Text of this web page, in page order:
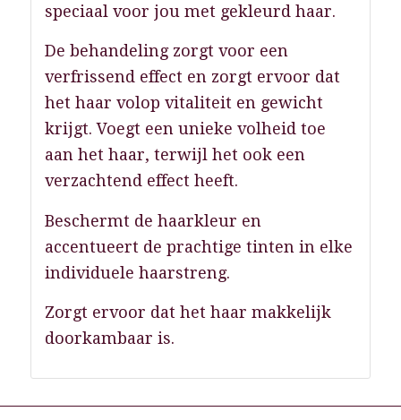
speciaal voor jou met gekleurd haar.
De behandeling zorgt voor een
verfrissend effect en zorgt ervoor dat
het haar volop vitaliteit en gewicht
krijgt. Voegt een unieke volheid toe
aan het haar, terwijl het ook een
verzachtend effect heeft.
Beschermt de haarkleur en
accentueert de prachtige tinten in elke
individuele haarstreng.
Zorgt ervoor dat het haar makkelijk
doorkambaar is.